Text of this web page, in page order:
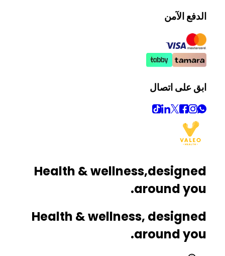
الدفع الآمن
ابق على اتصال
Health & wellness,designed
around you.
Health & wellness, designed
around you.